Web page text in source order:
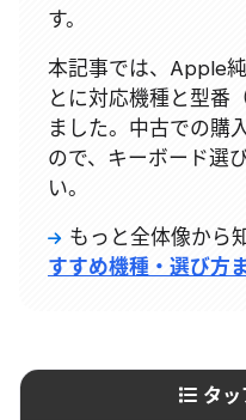
す。
本記事では、Apple
とに対応機種と型番
ました。中古での購
ので、キーボード選
い。
もっと全体像から
すすめ機種・選び方
タ